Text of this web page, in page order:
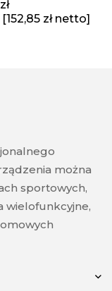
zł
[152,85 złnetto]
można
sportowych,
wielofunkcyjne,